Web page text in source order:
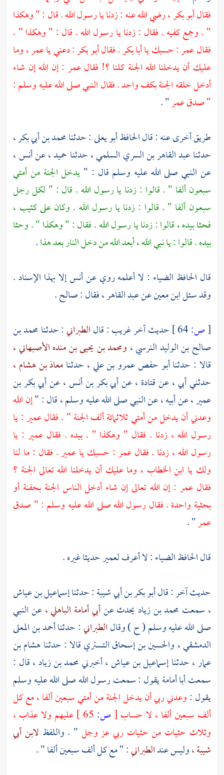
فقالأبو بكر ،رضي الله عنه : زدنا يا رسول الله . قال : " وهكذا
" . وجمع كفيه . فقال : زدنا يا رسول الله . قال : " وهكذا " .
فقالعمر: حسبك ياأبا بكر. فقالأبو بكر: دعني ياعمر ،وما
عليك أن يدخلنا الله الجنة كلنا ؟! فقالعمر : إن الله إن شاء
أدخل خلقه الجنة بكف واحد . فقال النبي صلى الله عليه وسلم :
" صدقعمر" .
طريق أخرى عنه : قال الحافظأبو يعلى: حدثنامحمد بن أبي بكر ،
حدثناعبد القاهر بن السري السلمي ،حدثنا حميد ،عنأنس ،
عن النبي صلى الله عليه وسلم قال : " يدخل الجنة من أمتي
سبعون ألفا " . قالوا : زدنا يا رسول الله . قال : " لكل رجل
سبعون ألفا " . قالوا : زدنا يا رسول الله . وكان على كثيب ،
فحثا بيده ، قالوا : زدنا يا رسول الله . فقال : " وهكذا " . وحثا
بيده . قالوا : يا نبي الله ، أبعد الله من دخل النار بعد هذا.
قال الحافظ الضياء : لا أعلمه روي عنأنسإلا بهذا الإسناد .
وقد سئلابن معينعنعبد القاهر ،فقال :صالح.
[ص: حديث آخر غريب : قالالطبراني: حدثنامحمد بن
صالح بن الوليد النرسي ، ومحمد بن يحيى بن منده الأصبهاني ،
قالا : حدثناأبو حفص عمرو بن علي ، حدثنامعاذ بن هشام ،
حدثني أبي ، عنقتادة ،عنأبي بكر بن أنس ،عنأبي بكر بن
عمير ،عن أبيه ، عن النبي صلى الله عليه وسلم ، قال : "إن الله
وعدني أن يدخل من أمتي ثلاثمائة ألف الجنة " . فقالعمير: يا
رسول الله ، زدنا . فقال " وهكذا " . بيده . فقال عمير : يا
رسول الله ، زدنا . فقالعمر : حسبك ياعمير. فقال : ما لنا
ولك يا ابن الخطاب ، وما عليك أن يدخلنا الله تعالى الجنة ؟
فقالعمر : إن الله تعالى إن شاء أدخل الناس الجنة بحفنة أو
بحثية واحدة . فقال رسول الله صلى الله عليه وسلم : " صدق
عمر" .
قالالحافظ الضياء: لا أعرفلعميرحديثا غيره .
حديث آخر : قالأبو بكر بن أبي شيبة: حدثناإسماعيل بن عياش
، سمعت محمد بن زياديحدث عنأبي أمامة الباهلي ،عن النبي
صلى الله عليه وسلم ( ح ) وقالالطبراني: حدثناأحمد بن المعلى
الدمشقي ، والحسين بن إسحاق التستريقالا : حدثناهشام بن
عمار ،حدثناإسماعيل بن عياش ،أخبرنيمحمد بن زياد ،قال :
سمعتأبا أمامةيقول : سمعت رسول الله صلى الله عليه وسلم
يقول :وعدني ربي أن يدخل الجنة من أمتي سبعين ألفا ، مع كل
ألف سبعين ألفا ، لا حساب [ص:
عليهم ولا عذاب ،
وثلاث حثيات من حثيات ربي عز وجل " . واللفظ لابن أبي
شيبة ،وليس عندالطبراني: " مع كل ألف سبعين ألفا " .